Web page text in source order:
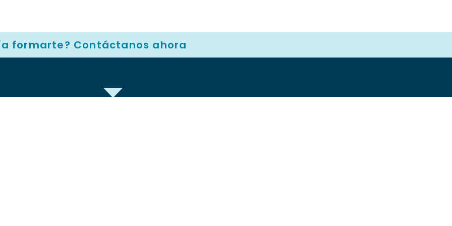
formarte? Contáctanos ahora